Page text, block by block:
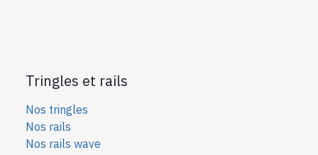
Tringles et rails
Nos tringles
Nos rails
Nos rails wave